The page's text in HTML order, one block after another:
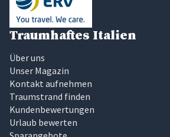
Traumhaftes Italien
Über uns
Unser Magazin
Kontakt aufnehmen
Traumstrand finden
Kundenbewertungen
Urlaub bewerten